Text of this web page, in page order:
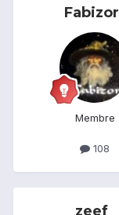
Fabizor
Membre
108
zeef